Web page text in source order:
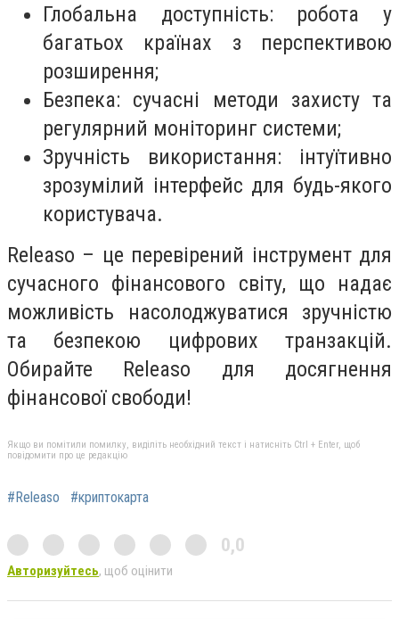
Глобальна доступність: робота у
багатьох країнах з перспективою
розширення;
Безпека: сучасні методи захисту та
регулярний моніторинг системи;
Зручність використання: інтуїтивно
зрозумілий інтерфейс для будь-якого
користувача.
Releaso – це перевірений інструмент для
сучасного фінансового світу, що надає
можливість насолоджуватися зручністю
та безпекою цифрових транзакцій.
Обирайте Releaso для досягнення
фінансової свободи!
Якщо ви помітили помилку, виділіть необхідний текст і натисніть Ctrl + Enter, щоб
повідомити про це редакцію
#Releaso #криптокарта
0,0
Авторизуйтесь, щоб оцінити